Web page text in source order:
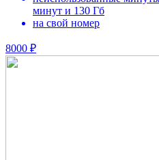
минут и 130 Гб
на свой номер
8000 ₽